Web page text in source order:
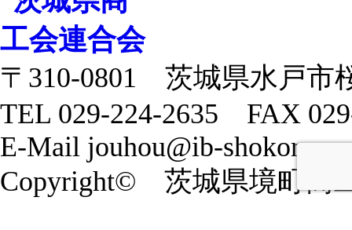
〒310-0801 茨城県水戸市
TEL 029-224-2635 FAX
E-Mail jouhou@ib-
Copyright© 茨城県境町商